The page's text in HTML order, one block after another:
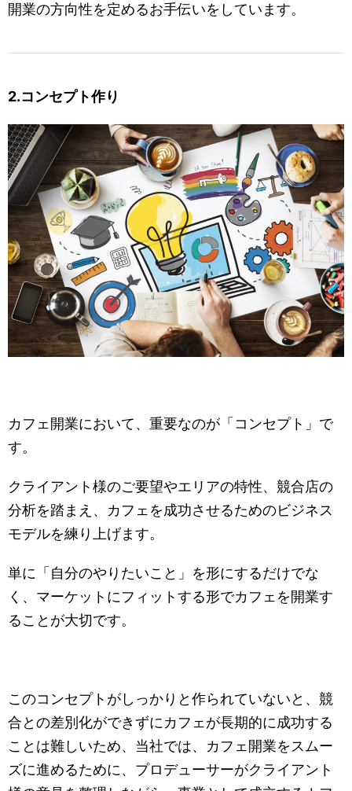
開業の方向性を定めるお手伝いをしています。
2.コンセプト作り
カフェ開業において、重要なのが「コンセプト」で
す。
クライアント様のご要望やエリアの特性、競合店の
分析を踏まえ、カフェを成功させるためのビジネス
モデルを練り上げます。
単に「自分のやりたいこと」を形にするだけでな
く、マーケットにフィットする形でカフェを開業す
ることが大切です。
このコンセプトがしっかりと作られていないと、競
合との差別化ができずにカフェが長期的に成功する
ことは難しいため、当社では、カフェ開業をスムー
ズに進めるために、プロデューサーがクライアント